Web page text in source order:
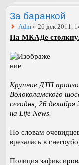
За баранкой
Adm » 26 дек 2011,
На МКАДе
Крупное ДТП
Волоколамского
сегодня, 26
на Life News.
По словам
врезалась в
Полиция